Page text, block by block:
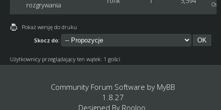
rozgrywania
Pokaż wersję do druku
Skocz do:
Użytkownicy przeglądający ten wątek: 1 gości
Community Forum Software by MyBB
1.8.27
Designed By Rooloo